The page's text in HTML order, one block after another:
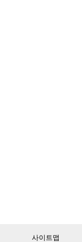
사이트맵